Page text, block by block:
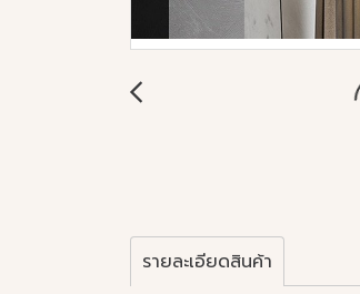
รายละเอียดสินค้า